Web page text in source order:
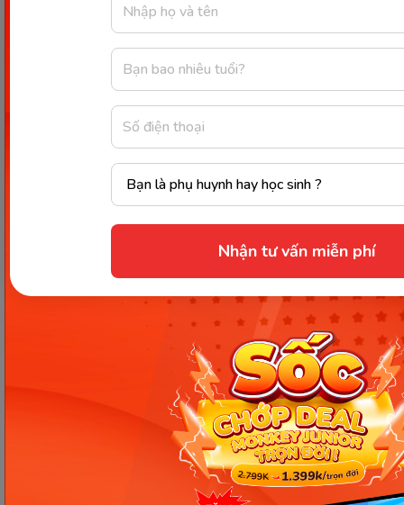
Nhận tư vấn miễn phí
VMonkey - Xây Dựng Nền Tảng Tiếng Việt Vững Chắc Cho
[FAQ] Những thắc mắc khác
về người tạo ra tiếng Việt
1. Trước khi có chữ Quốc ngữ,
người Việt dùng loại chữ nào?
Chủ yếu dùng chữ Hán và chữ Nôm để ghi chép.
2. Vì sao chữ Quốc ngữ được coi